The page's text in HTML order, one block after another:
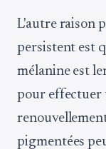
L'autre raison
persistent est
mélanine est
pour effectuer
pigmentées